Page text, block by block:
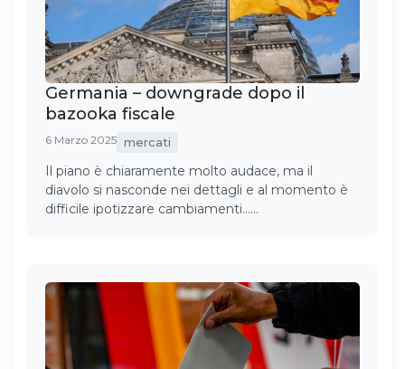
Germania – downgrade dopo il
bazooka fiscale
6 Marzo 2025 mercati
Il piano è chiaramente molto audace, ma il
diavolo si nasconde nei dettagli e al momento è
difficile ipotizzare cambiamenti……